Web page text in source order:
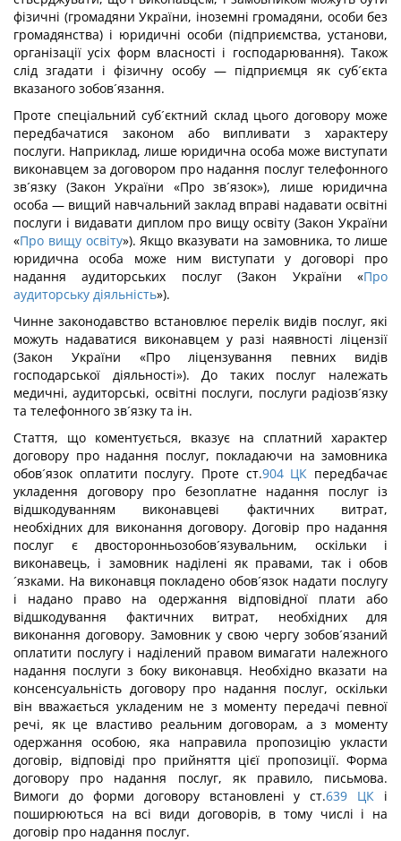
фізичні (громадяни України, іноземні громадяни, особи без
громадянства) і юридичні особи (підприємства, установи,
організації усіх форм власності і господарювання). Також
слід згадати і фізичну особу — підприємця як суб´єкта
вказаного зобов´язання.
Проте спеціальний суб´єктний склад цього договору може
передбачатися законом або випливати з характеру
послуги. Наприклад, лише юридична особа може виступати
виконавцем за договором про надання послуг телефонного
зв´язку (Закон України «Про зв´язок»), лише юридична
особа — вищий навчальний заклад вправі надавати освітні
послуги і видавати диплом про вищу освіту (Закон України
«Про вищу освіту»). Якщо вказувати на замовника, то лише
юридична особа може ним виступати у договорі про
надання аудиторських послуг (Закон України «Про
аудиторську діяльність»).
Чинне законодавство встановлює перелік видів послуг, які
можуть надаватися виконавцем у разі наявності ліцензії
(Закон України «Про ліцензування певних видів
господарської діяльності»). До таких послуг належать
медичні, аудиторські, освітні послуги, послуги радіозв´язку
та телефонного зв´язку та ін.
Стаття, що коментується, вказує на сплатний характер
договору про надання послуг, покладаючи на замовника
обов´язок оплатити послугу. Проте ст.904 ЦК передбачає
укладення договору про безоплатне надання послуг із
відшкодуванням виконавцеві фактичних витрат,
необхідних для виконання договору. Договір про надання
послуг є двосторонньозобов´язувальним, оскільки і
виконавець, і замовник наділені як правами, так і обов
´язками. На виконавця покладено обов´язок надати послугу
і надано право на одержання відповідної плати або
відшкодування фактичних витрат, необхідних для
виконання договору. Замовник у свою чергу зобов´язаний
оплатити послугу і наділений правом вимагати належного
надання послуги з боку виконавця. Необхідно вказати на
консенсуальність договору про надання послуг, оскільки
він вважається укладеним не з моменту передачі певної
речі, як це властиво реальним договорам, а з моменту
одержання особою, яка направила пропозицію укласти
договір, відповіді про прийняття цієї пропозиції. Форма
договору про надання послуг, як правило, письмова.
Вимоги до форми договору встановлені у ст.639 ЦК і
поширюються на всі види договорів, в тому числі і на
договір про надання послуг.